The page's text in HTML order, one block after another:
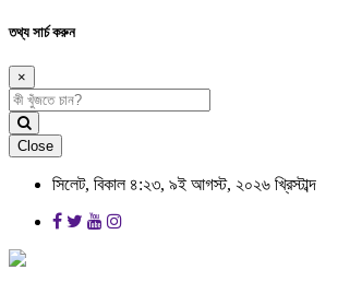
তথ্য সার্চ করুন
×
Close
সিলেট, বিকাল ৪:২৩, ৯ই আগস্ট, ২০২৬ খ্রিস্টাব্দ